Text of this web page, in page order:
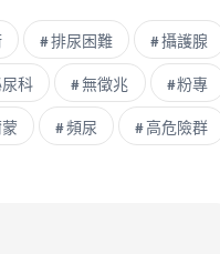
排尿困難 攝護腺
科 無徵兆 粉專
頻尿 高危險群